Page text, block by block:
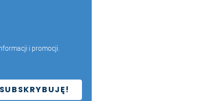
i promocji.